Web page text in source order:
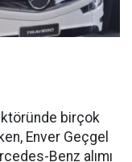
birçok
Enver Geçgel
Benz alımı